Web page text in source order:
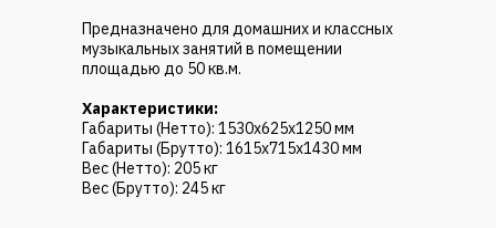
Предназначено для домашних и классных
музыкальных занятий в помещении
площадью до 50 кв.м.
Характеристики:
Габариты (Нетто): 1530х625х1250 мм
Габариты (Брутто): 1615х715х1430 мм
Вес (Нетто): 205 кг
Вес (Брутто): 245 кг